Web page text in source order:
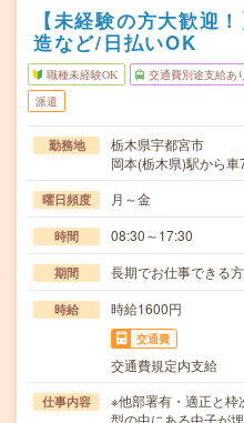
【未経験の方大歓迎
造など/日払いOK
職種未経験OK 交通費別途支給あ
派遣
勤務地
栃木県宇都宮市
岡本(栃木県)駅から車
曜日頻度 月～金
時間 08:30～17:30
期間 長期でお仕事できる
時給 時給1600円
交通費
交通費規定内支給
仕事内容
※他部署有・適正と枠
型の中にある中子が